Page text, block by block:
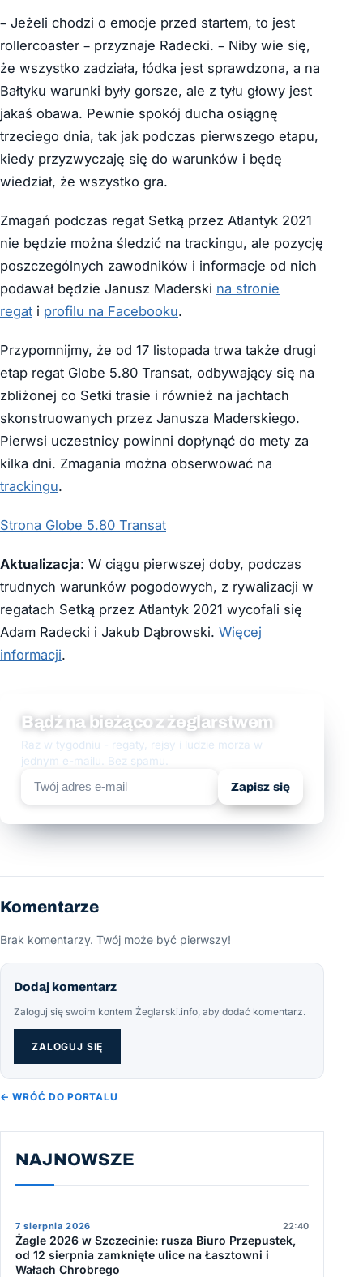
– Jeżeli chodzi o emocje przed startem, to jest
rollercoaster – przyznaje Radecki. – Niby wie się,
że wszystko zadziała, łódka jest sprawdzona, a na
Bałtyku warunki były gorsze, ale z tyłu głowy jest
jakaś obawa. Pewnie spokój ducha osiągnę
trzeciego dnia, tak jak podczas pierwszego etapu,
kiedy przyzwyczaję się do warunków i będę
wiedział, że wszystko gra.
Zmagań podczas regat Setką przez Atlantyk 2021
nie będzie można śledzić na trackingu, ale pozycję
poszczególnych zawodników i informacje od nich
podawał będzie Janusz Maderski na stronie
regat i profilu na Facebooku.
Przypomnijmy, że od 17 listopada trwa także drugi
etap regat Globe 5.80 Transat, odbywający się na
zbliżonej co Setki trasie i również na jachtach
skonstruowanych przez Janusza Maderskiego.
Pierwsi uczestnicy powinni dopłynąć do mety za
kilka dni. Zmagania można obserwować na
trackingu.
Strona Globe 5.80 Transat
Aktualizacja: W ciągu pierwszej doby, podczas
trudnych warunków pogodowych, z rywalizacji w
regatach Setką przez Atlantyk 2021 wycofali się
Adam Radecki i Jakub Dąbrowski. Więcej
informacji.
Bądź na bieżąco z żeglarstwem
Raz w tygodniu - regaty, rejsy i ludzie morza w
jednym e-mailu. Bez spamu.
Zapisz się
Komentarze
Brak komentarzy. Twój może być pierwszy!
Dodaj komentarz
Zaloguj się swoim kontem Żeglarski.info, aby dodać komentarz.
ZALOGUJ SIĘ
← WRÓĆ DO PORTALU
NAJNOWSZE
7 sierpnia 2026 22:40
Żagle 2026 w Szczecinie: rusza Biuro Przepustek,
od 12 sierpnia zamknięte ulice na Łasztowni i
Wałach Chrobrego